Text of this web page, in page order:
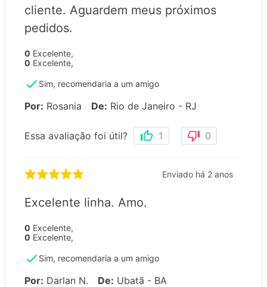
cliente. Aguardem meus próximos
pedidos.
0 Excelente,
0 Excelente,
Sim, recomendaria a um amigo
Por: Rosania De: Rio de Janeiro - RJ
Essa avaliação foi útil? 1 0
Enviado há 2 anos
Excelente linha. Amo.
0 Excelente,
0 Excelente,
Sim, recomendaria a um amigo
Por: Darlan N. De: Ubatã - BA